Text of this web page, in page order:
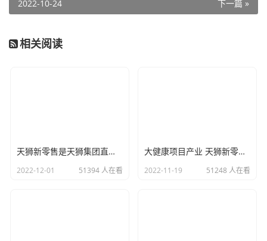
下一篇 »
2022-10-24
相关阅读
天狮新零售是天狮集团直营的吗？新天狮新零售唯一直营事业！
2022-12-01 51394 人在看
大健康项目产业 天狮新零售 零风险零成本创业，免费吃产品！
2022-11-19 51248 人在看